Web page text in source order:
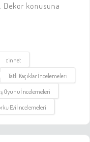
Dekor konusuna
cinnet
Tatlı Kaçıklar İncelemeleri
Oyunu İncelemeleri
Evi İncelemeleri